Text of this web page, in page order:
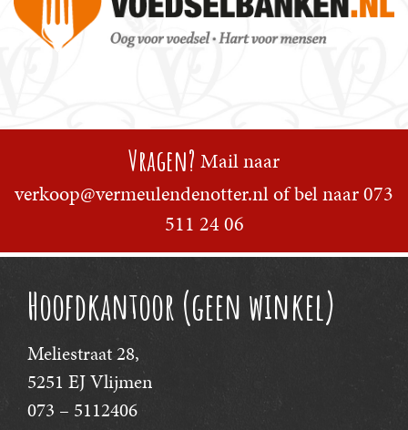
Vragen? Mail naar
verkoop@vermeulendenotter.nlof bel naar073
511 24 06
Hoofdkantoor (geen winkel)
Meliestraat 28,
5251 EJ Vlijmen
073 – 5112406